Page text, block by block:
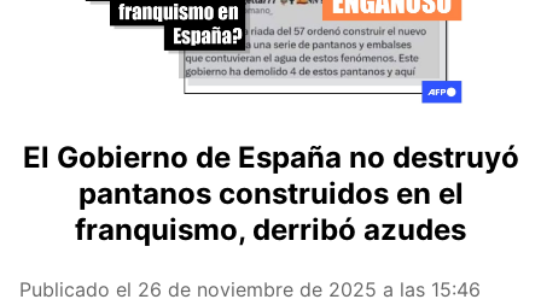
El Gobierno de España no destruyó
pantanos construidos en el
franquismo, derribó azudes
Publicado el 26 de noviembre de 2025 a las 15:46